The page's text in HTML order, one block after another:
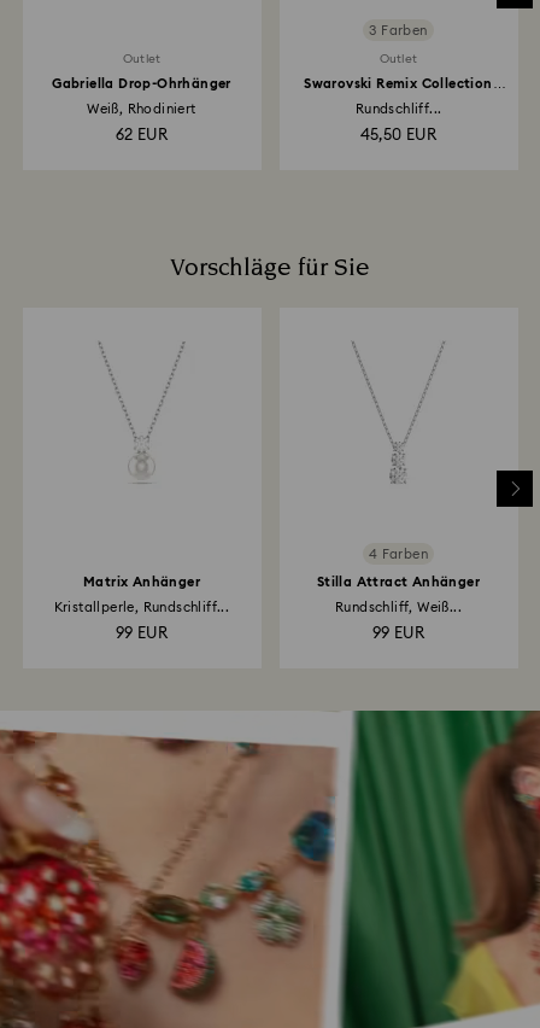
Outlet
Gabriella Drop-Ohrhänger
Weiß, Rhodiniert
62 EUR
3 Farben
Outlet
Swarovski Remix Collection
Rundschliff...
45,50 EUR
Vorschläge für Sie
Matrix Anhänger
Kristallperle, Rundschliff...
99 EUR
4 Farben
Stilla Attract Anhänger
Rundschliff, Weiß...
99 EUR